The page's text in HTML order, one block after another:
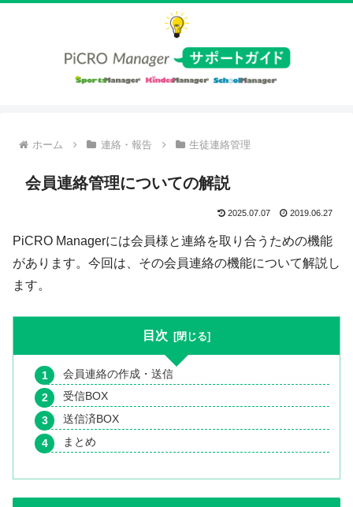
ホーム 連絡・報告 生徒連絡管理
会員連絡管理についての解説
2025.07.07 2019.06.27
PiCRO Managerには会員様と連絡を取り合うための機能
があります。今回は、その会員連絡の機能について解説し
ます。
目次
会員連絡の作成・送信
受信BOX
送信済BOX
まとめ